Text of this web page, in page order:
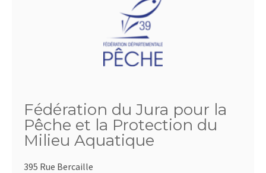
Fédération du Jura pour la
Pêche et la Protection du
Milieu Aquatique
395 Rue Bercaille